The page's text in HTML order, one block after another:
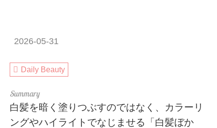
2026-05-31
Daily Beauty
白髪を暗く塗りつぶすのではなく、カラーリ
ングやハイライトでなじませる「白髪ぼか